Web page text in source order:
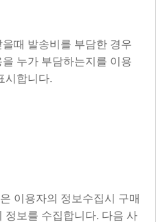
때 발송비를 부담한 경우
누가 부담하는지를 이용
시합니다.
이용자의 정보수집시 구매
정보를 수집합니다. 다음 사